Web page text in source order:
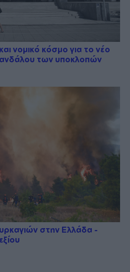
νομικό κόσμο για το νέο
των υποκλοπών
στην Ελλάδα -